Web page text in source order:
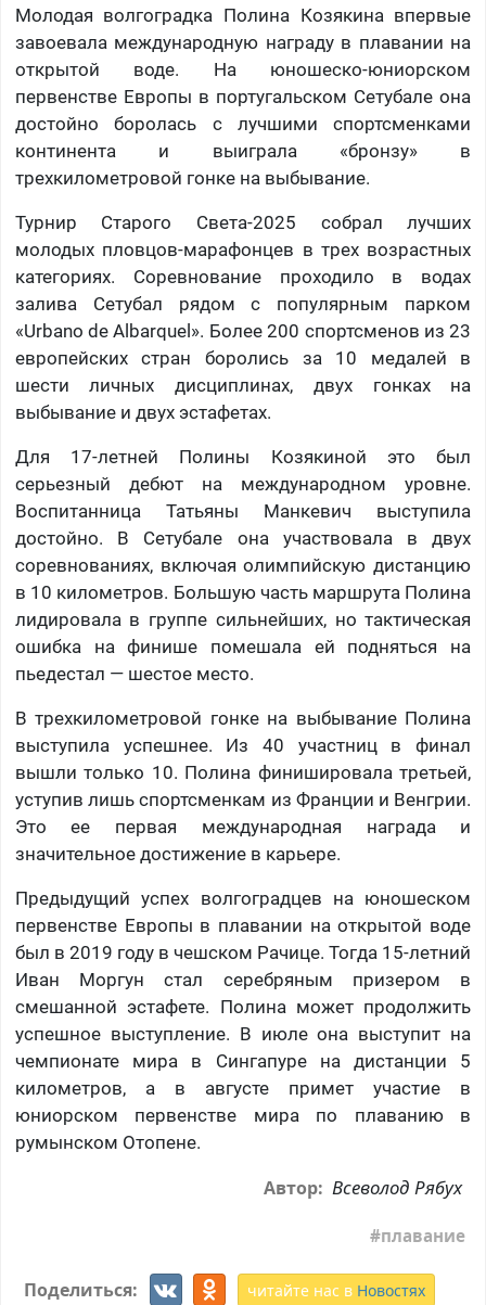
Молодая волгоградка Полина Козякина впервые
завоевала международную награду в плавании на
открытой воде. На юношеско-юниорском
первенстве Европы в португальском Сетубале она
достойно боролась с лучшими спортсменками
континента и выиграла «бронзу» в
трехкилометровой гонке на выбывание.
Турнир Старого Света-2025 собрал лучших
молодых пловцов-марафонцев в трех возрастных
категориях. Соревнование проходило в водах
залива Сетубал рядом с популярным парком
«Urbano de Albarquel». Более 200 спортсменов из 23
европейских стран боролись за 10 медалей в
шести личных дисциплинах, двух гонках на
выбывание и двух эстафетах.
Для 17-летней Полины Козякиной это был
серьезный дебют на международном уровне.
Воспитанница Татьяны Манкевич выступила
достойно. В Сетубале она участвовала в двух
соревнованиях, включая олимпийскую дистанцию
в 10 километров. Большую часть маршрута Полина
лидировала в группе сильнейших, но тактическая
ошибка на финише помешала ей подняться на
пьедестал — шестое место.
В трехкилометровой гонке на выбывание Полина
выступила успешнее. Из 40 участниц в финал
вышли только 10. Полина финишировала третьей,
уступив лишь спортсменкам из Франции и Венгрии.
Это ее первая международная награда и
значительное достижение в карьере.
Предыдущий успех волгоградцев на юношеском
первенстве Европы в плавании на открытой воде
был в 2019 году в чешском Рачице. Тогда 15-летний
Иван Моргун стал серебряным призером в
смешанной эстафете. Полина может продолжить
успешное выступление. В июле она выступит на
чемпионате мира в Сингапуре на дистанции 5
километров, а в августе примет участие в
юниорском первенстве мира по плаванию в
румынском Отопене.
Автор: Всеволод Рябух
плавание
Поделиться: читайте нас в Новостях